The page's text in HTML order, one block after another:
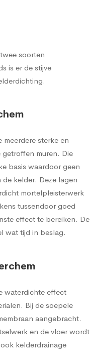
soorten
is er de stijve
sterke en
muren. Die
basis waardoor geen
kelder. Deze lagen
mortelpleisterwerk
tussendoor goed
effect te bereiken. De
wat tijd in beslag.
waterdichte effect
Bij de soepele
aangebracht.
en de vloer wordt
kelderdrainage